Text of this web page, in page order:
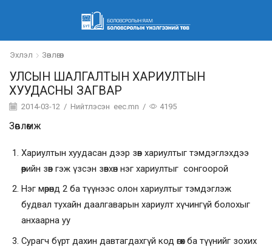
Эхлэл Зөвлөгөөн
УЛСЫН ШАЛГАЛТЫН ХАРИУЛТЫН
ХУУДАСНЫ ЗАГВАР
2014-03-12 / Нийтлэсэн eec.mn / 4195
Зөвлөмж
Хариултын хуудасан дээр зөв хариултыг тэмдэглэхдээ
өөрийн зөв гэж үзсэн зөвхөн нэг хариултыг сонгоорой
Нэг мөрөнд 2 ба түүнээс олон хариултыг тэмдэглэж
будвал тухайн даалгаварын хариулт хүчингүй болохыг
анхаарна уу
Сурагч бүрт дахин давтагдахгүй код өгөх ба түүнийг зохих